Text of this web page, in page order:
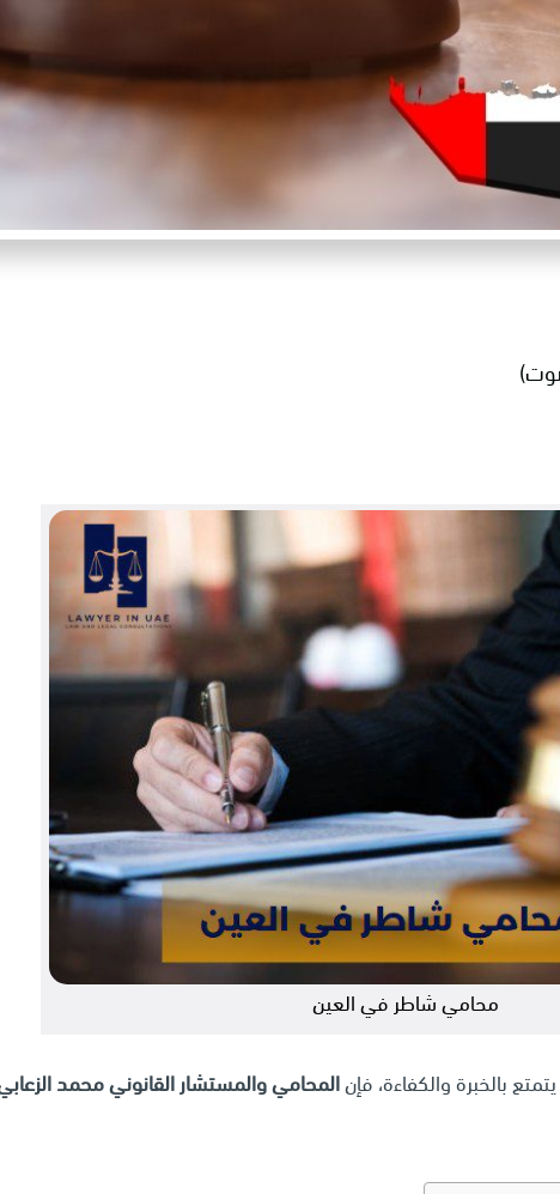
محامي شاطر في العين
يتمتع بالخبرة والكفاءة، فإنالمحامي والمستشار القانوني محمد